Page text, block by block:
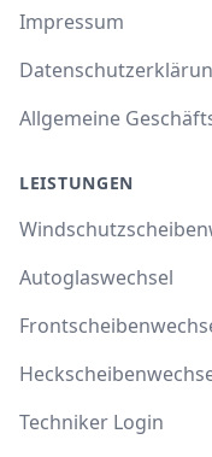
Impressum
Allgemeine
LEISTUNGEN
Autoglaswechsel
Techniker Login